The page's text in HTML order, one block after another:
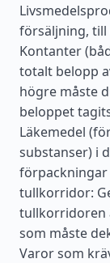
försäljning, till
Kontanter
totalt belopp
högre måste
beloppet
Läkemedel
substanser) i
förpackningar
tullkorridor:
tullkorridoren
som måste
Varor som